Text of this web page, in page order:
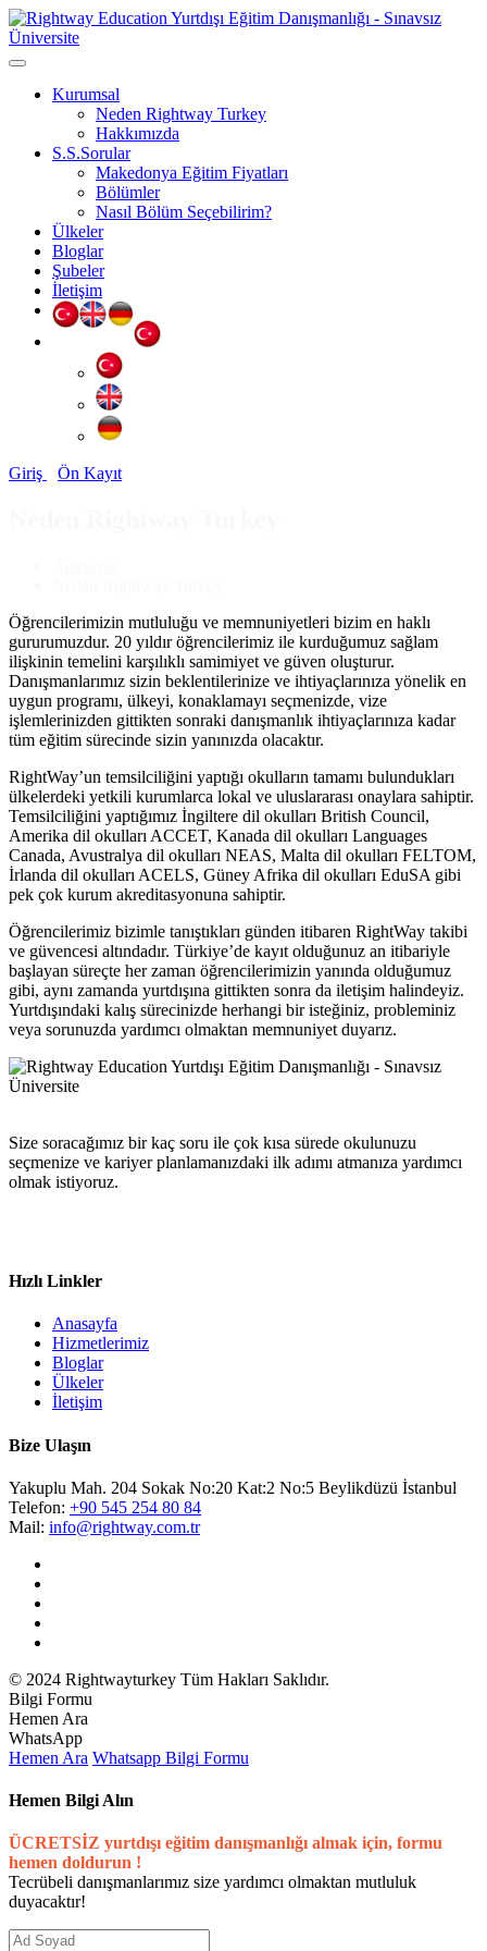
Kurumsal
Neden Rightway Turkey
Hakkımızda
S.S.Sorular
Makedonya Eğitim Fiyatları
Bölümler
Nasıl Bölüm Seçebilirim?
Ülkeler
Bloglar
Şubeler
İletişim
Giriş Ön Kayıt
Öğrencilerimizin mutluluğu ve memnuniyetleri bizim en haklı
gururumuzdur. 20 yıldır öğrencilerimiz ile kurduğumuz sağlam
ilişkinin temelini karşılıklı samimiyet ve güven oluşturur.
Danışmanlarımız sizin beklentilerinize ve ihtiyaçlarınıza yönelik en
uygun programı, ülkeyi, konaklamayı seçmenizde, vize
işlemlerinizden gittikten sonraki danışmanlık ihtiyaçlarınıza kadar
tüm eğitim sürecinde sizin yanınızda olacaktır.
RightWay’un temsilciliğini yaptığı okulların tamamı bulundukları
ülkelerdeki yetkili kurumlarca lokal ve uluslararası onaylara sahiptir.
Temsilciliğini yaptığımız İngiltere dil okulları British Council,
Amerika dil okulları ACCET, Kanada dil okulları Languages
Canada, Avustralya dil okulları NEAS, Malta dil okulları FELTOM,
İrlanda dil okulları ACELS, Güney Afrika dil okulları EduSA gibi
pek çok kurum akreditasyonuna sahiptir.
Öğrencilerimiz bizimle tanıştıkları günden itibaren RightWay takibi
ve güvencesi altındadır. Türkiye’de kayıt olduğunuz an itibariyle
başlayan süreçte her zaman öğrencilerimizin yanında olduğumuz
gibi, aynı zamanda yurtdışına gittikten sonra da iletişim halindeyiz.
Yurtdışındaki kalış sürecinizde herhangi bir isteğiniz, probleminiz
veya sorunuzda yardımcı olmaktan memnuniyet duyarız.
Size soracağımız bir kaç soru ile çok kısa sürede okulunuzu
seçmenize ve kariyer planlamanızdaki ilk adımı atmanıza yardımcı
olmak istiyoruz.
Hızlı Linkler
Anasayfa
Hizmetlerimiz
Bloglar
Ülkeler
İletişim
Bize Ulaşın
Yakuplu Mah. 204 Sokak No:20 Kat:2 No:5 Beylikdüzü İstanbul
Telefon: +90 545 254 80 84
Mail: info@rightway.com.tr
© 2024 Rightwayturkey Tüm Hakları Saklıdır.
Bilgi Formu
Hemen Ara
WhatsApp
Hemen Ara Whatsapp Bilgi Formu
Hemen Bilgi Alın
ÜCRETSİZ yurtdışı eğitim danışmanlığı almak için, formu
hemen doldurun !
Tecrübeli danışmanlarımız size yardımcı olmaktan mutluluk
duyacaktır!